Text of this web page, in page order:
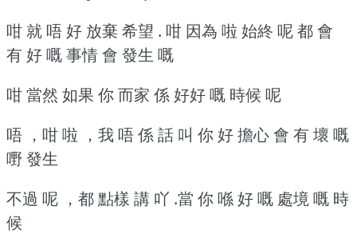
咁 就 唔 好 放棄 希望 . 咁 因為 啦 始終 呢 都 會
有 好 嘅 事情 會 發生 嘅
咁 當然 如果 你 而家 係 好好 嘅 時候 呢
唔 ，咁 啦 ，我 唔 係 話 叫 你 好 擔心 會 有 壞 嘅
嘢 發生
不過 呢 ，都 點樣 講 吖 .當 你 喺 好 嘅 處境 嘅 時
候